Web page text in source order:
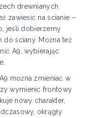
drewnianych
zawiesić na ścianie –
jeśli dobierzemy
ściany. Można też
A9, wybierając
można zmieniać w
wymienić frontowy
nowy charakter,
okrągły